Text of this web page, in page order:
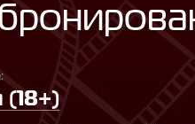
(18+)